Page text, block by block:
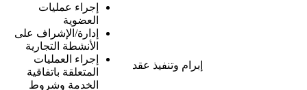
إبرام وتنفيذ عقد
إجراء عمليات
العضوية
إدارة/الإشراف على
الأنشطة التجارية
إجراء العمليات
المتعلقة باتفاقية
الخدمة وشروط